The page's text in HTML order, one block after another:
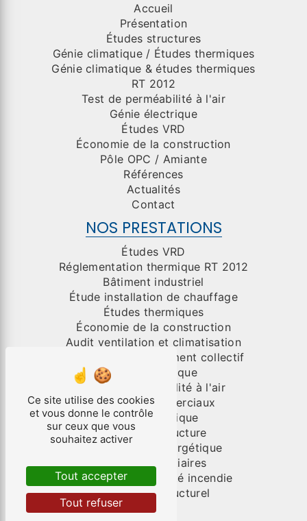
Accueil
Présentation
Études structures
Génie climatique / Études thermiques
Génie climatique & études thermiques
RT 2012
Test de perméabilité à l'air
Génie électrique
Études VRD
Économie de la construction
Pôle OPC / Amiante
Références
Actualités
Contact
NOS PRESTATIONS
Études VRD
Réglementation thermique RT 2012
Bâtiment industriel
Étude installation de chauffage
Études thermiques
Économie de la construction
Audit ventilation et climatisation
Organisme de placement collectif
Génie électrique
Test de perméabilité à l'air
Bâtiment commerciaux
Génie climatique
Études de structure
Performance énergétique
Bâtiments tertiaires
Système de sécurité incendie
Diagnostic structurel
Ce site utilise des cookies
et vous donne le contrôle
sur ceux que vous
souhaitez activer
Tout accepter
Tout refuser